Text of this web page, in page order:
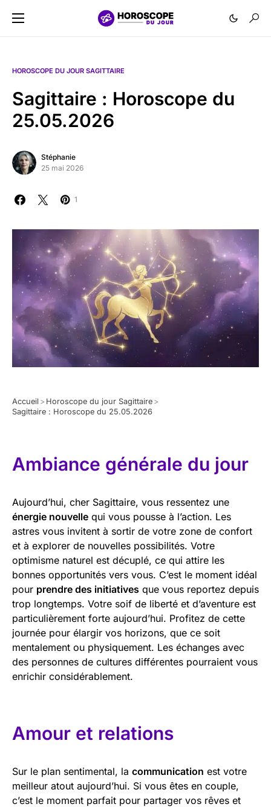
HOROSCOPE DU JOUR SAGITTAIRE
Sagittaire : Horoscope du
25.05.2026
Stéphanie
25 mai 2026
1
Accueil > Horoscope du jour Sagittaire >
Sagittaire : Horoscope du 25.05.2026
Ambiance générale du jour
Aujourd’hui, cher Sagittaire, vous ressentez une
énergie nouvelle qui vous pousse à l’action. Les
astres vous invitent à sortir de votre zone de confort
et à explorer de nouvelles possibilités. Votre
optimisme naturel est décuplé, ce qui attire les
bonnes opportunités vers vous. C’est le moment idéal
pour prendre des initiatives que vous reportez depuis
trop longtemps. Votre soif de liberté et d’aventure est
particulièrement forte aujourd’hui. Profitez de cette
journée pour élargir vos horizons, que ce soit
mentalement ou physiquement. Les échanges avec
des personnes de cultures différentes pourraient vous
enrichir considérablement.
Amour et relations
Sur le plan sentimental, la communication est votre
meilleur atout aujourd’hui. Si vous êtes en couple,
c’est le moment parfait pour partager vos rêves et